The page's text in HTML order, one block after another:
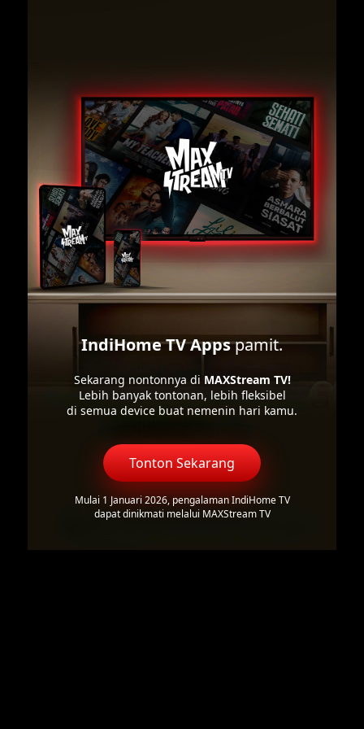
IndiHome TV Appspamit.
Sekarang nontonnya di MAXStream TV!
Lebih banyak tontonan, lebih fleksibel
di semua device buat nemenin hari kamu.
Tonton Sekarang
Mulai 1 Januari 2026, pengalaman IndiHome TV
dapat dinikmati melalui MAXStream TV